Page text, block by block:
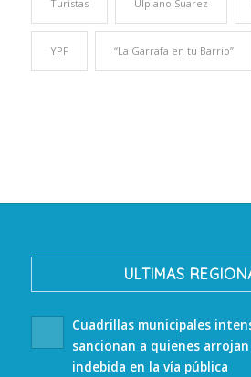
Turistas Ulpiano Suarez
YPF “La Garrafa en tu Barrio”
ULTIMAS
Cuadrillas municipales
sancionan a quienes
indebida en la vía pública